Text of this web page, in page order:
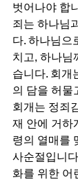
벗어나야 합
죄는 하나님
다. 하나님으
치고, 하나님
습니다. 회개
의 담을 허물
회개는 정죄
재 안에 거하
령의 열매를
사순절입니
화를 위한 어